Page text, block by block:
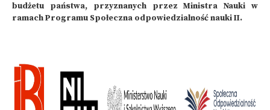
budżetu państwa, przyznanych przez Ministra Nauki w
ramach Programu Społeczna odpowiedzialność nauki II.